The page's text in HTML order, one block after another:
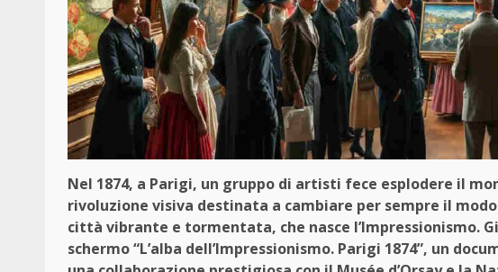
Nel 1874, a Parigi, un gruppo di artisti fece esplodere il
rivoluzione visiva destinata a cambiare per sempre il
città vibrante e tormentata, che nasce l’Impressionismo.
schermo “L’alba dell’Impressionismo. Parigi 1874”, un